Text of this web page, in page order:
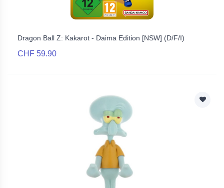
Dragon Ball Z: Kakarot - Daima Edition [NSW] (D/F/I)
CHF 59.90